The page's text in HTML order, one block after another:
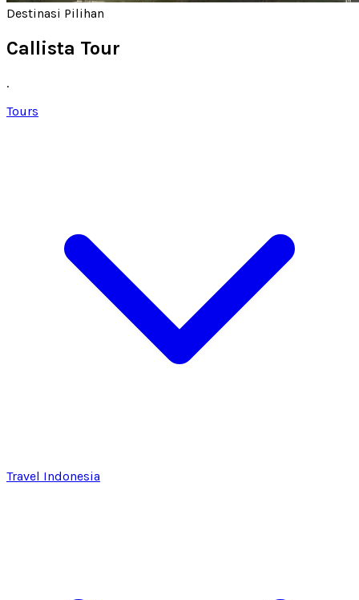
Destinasi Pilihan
Callista Tour
.
Tours
Travel Indonesia